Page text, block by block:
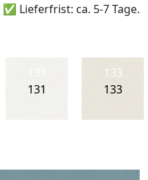
✅ Lieferfrist: ca. 5-7 Tage.
131
133
133